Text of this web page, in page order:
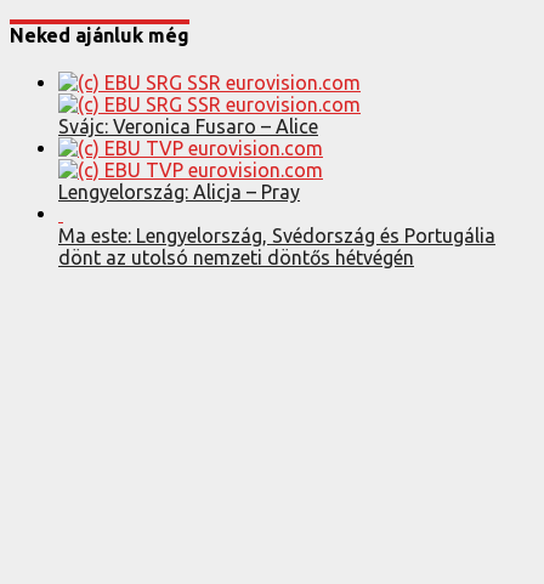
Neked ajánluk még
Svájc: Veronica Fusaro – Alice
Lengyelország: Alicja – Pray
Ma este: Lengyelország, Svédország és Portugália
dönt az utolsó nemzeti döntős hétvégén